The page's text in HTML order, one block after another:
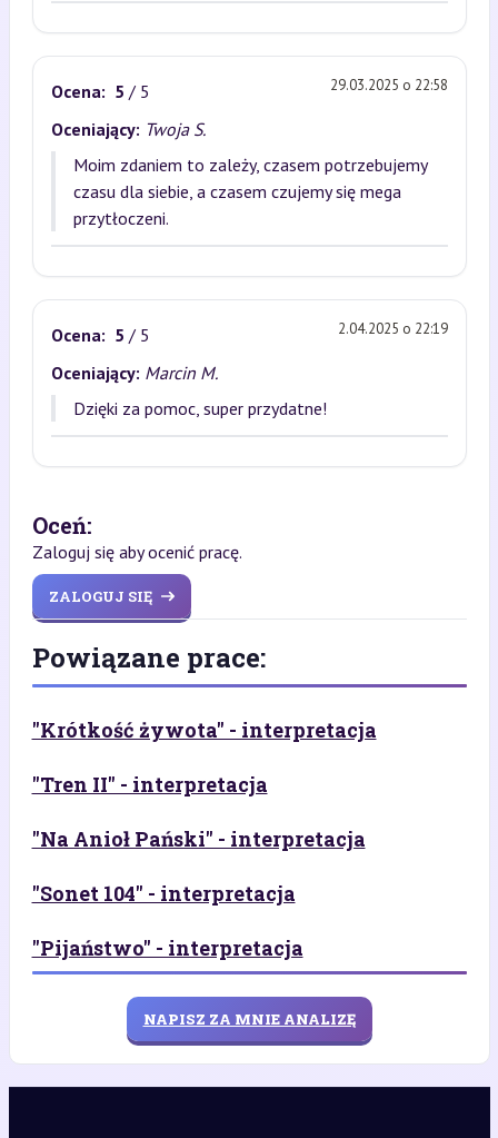
Ocena: 5 / 5 29.03.2025 o 22:58
Oceniający: Twoja S.
Moim zdaniem to zależy, czasem potrzebujemy
czasu dla siebie, a czasem czujemy się mega
przytłoczeni.
Ocena: 5 / 5 2.04.2025 o 22:19
Oceniający: Marcin M.
Dzięki za pomoc, super przydatne!
Oceń:
Zaloguj się aby ocenić pracę.
ZALOGUJ SIĘ
Powiązane prace:
"Krótkość żywota" - interpretacja
"Tren II" - interpretacja
"Na Anioł Pański" - interpretacja
"Sonet 104" - interpretacja
"Pijaństwo" - interpretacja
NAPISZ ZA MNIE ANALIZĘ